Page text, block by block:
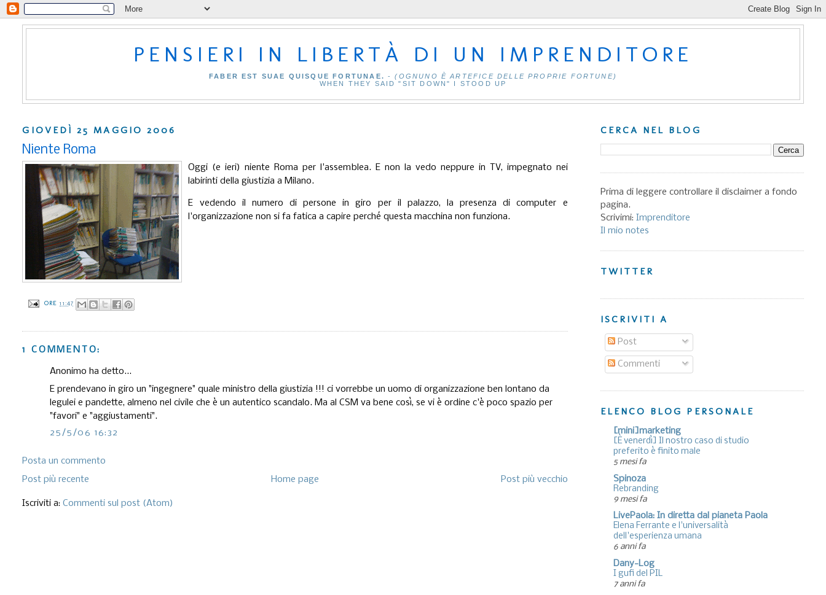
PENSIERI IN LIBERTÀ DI UN IMPRENDITORE
FABER EST SUAE QUISQUE FORTUNAE. -(OGNUNO È ARTEFICE DELLE PROPRIE FORTUNE)
WHEN THEY SAID "SIT DOWN" I STOOD UP
GIOVEDÌ 25 MAGGIO 2006
Niente Roma
Oggi (e ieri) niente Roma per l'assemblea. E non la vedo neppure in TV, impegnato nei
labirinti della giustizia a Milano.
E vedendo il numero di persone in giro per il palazzo, la presenza di computer e
l'organizzazione non si fa fatica a capire perché questa macchina non funziona.
ORE11:47
1 COMMENTO:
Anonimo ha detto...
E prendevano in giro un "ingegnere" quale ministro della giustizia !!! ci vorrebbe un uomo di organizzazione ben lontano da
legulei e pandette, almeno nel civile che è un autentico scandalo. Ma al CSM va bene così, se vi è ordine c'è poco spazio per
"favori" e "aggiustamenti".
25/5/06 16:32
Posta un commento
Post più recente
Post più vecchio
Home page
Iscriviti a:Commenti sul post (Atom)
CERCA NEL BLOG
Prima di leggere controllare il disclaimer a fondo
pagina.
Scrivimi: Imprenditore
Il mio notes
TWITTER
ISCRIVITI A
Post
Commenti
ELENCO BLOG PERSONALE
[mini]marketing
[È venerdì] Il nostro caso di studio
preferito è finito male
5 mesi fa
Spinoza
Rebranding
9 mesi fa
LivePaola: In diretta dal pianeta Paola
Elena Ferrante e l'universalità
dell'esperienza umana
6 anni fa
Dany-Log
I gufi del PIL
7 anni fa